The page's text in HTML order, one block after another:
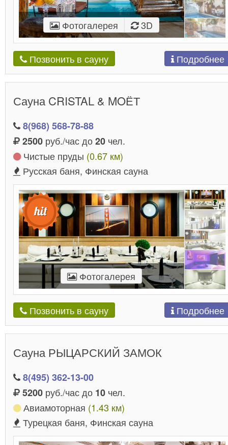
Фотогалерея 3D
Позвонить в сауну Подробнее
Сауна CRISTAL & MOЁТ
8(968) 568-78-88
2500 руб./час до20 чел.
Чистые пруды (0.67 км)
Русская баня, Финская сауна
Фотогалерея
Позвонить в сауну Подробнее
Сауна РЫЦАРСКИЙ ЗАМОК
8(495) 362-13-00
5200 руб./час до 10 чел.
Авиамоторная (1.43 км)
Турецкая баня, Финская сауна